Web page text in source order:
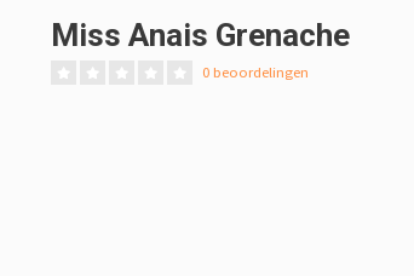
Miss Anais Grenache
0 beoordelingen